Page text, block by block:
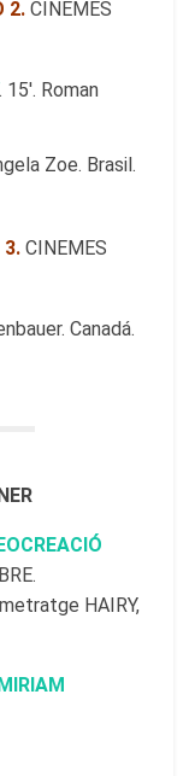
2. CINEMES
15′. Roman
Zoe. Brasil.
3. CINEMES
Canadá.
HAIRY,